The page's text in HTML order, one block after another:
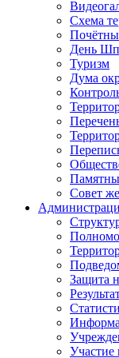
Схема
День
Туризм
Дума
Совет
Защита
Участие